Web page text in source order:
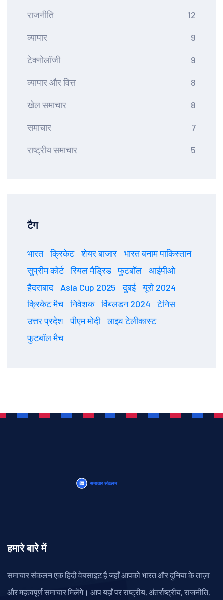
राजनीति 12
व्यापार 9
टेक्नोलॉजी 9
व्यापार और वित्त 8
खेल समाचार 8
समाचार 7
राष्ट्रीय समाचार 5
टैग
भारत क्रिकेट शेयर बाजार
भारत बनाम पाकिस्तान
सुप्रीम कोर्ट
रियल मैड्रिड फुटबॉल
आईपीओ
हैदराबाद
Asia Cup 2025 दुबई
यूरो 2024
क्रिकेट मैच
निवेशक विंबलडन 2024
टेनिस
उत्तर प्रदेश
पीएम मोदी
लाइव टेलीकास्ट
फुटबॉल मैच
हमारे बारे में
समाचार संकलन एक हिंदी वेबसाइट है जहाँ आपको भारत और दुनिया के ताज़ा
और महत्वपूर्ण समाचार मिलेंगे। आप यहाँ पर राष्ट्रीय, अंतर्राष्ट्रीय, राजनीति,